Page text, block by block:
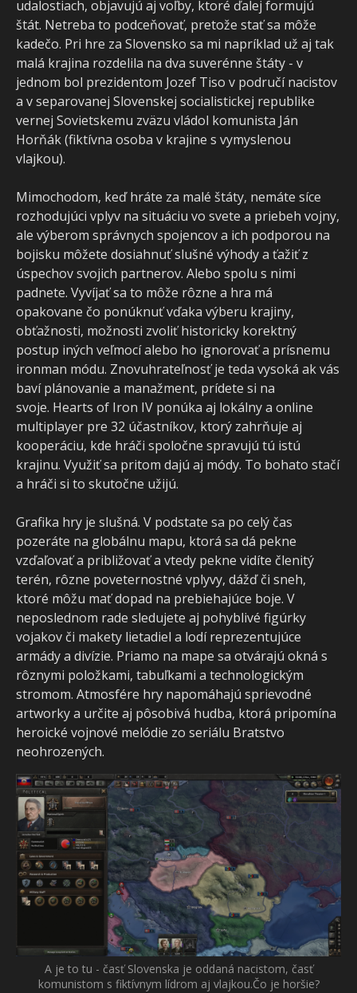
udalostiach, objavujú aj voľby, ktoré ďalej formujú
štát. Netreba to podceňovať, pretože stať sa môže
kadečo. Pri hre za Slovensko sa mi napríklad už aj tak
malá krajina rozdelila na dva suverénne štáty - v
jednom bol prezidentom Jozef Tiso v područí nacistov
a v separovanej Slovenskej socialistickej republike
vernej Sovietskemu zväzu vládol komunista Ján
Horňák (fiktívna osoba v krajine s vymyslenou
vlajkou).
Mimochodom, keď hráte za malé štáty, nemáte síce
rozhodujúci vplyv na situáciu vo svete a priebeh vojny,
ale výberom správnych spojencov a ich podporou na
bojisku môžete dosiahnuť slušné výhody a ťažiť z
úspechov svojich partnerov. Alebo spolu s nimi
padnete. Vyvíjať sa to môže rôzne a hra má
opakovane čo ponúknuť vďaka výberu krajiny,
obťažnosti, možnosti zvoliť historicky korektný
postup iných veľmocí alebo ho ignorovať a prísnemu
ironman módu. Znovuhrateľnosť je teda vysoká ak vás
baví plánovanie a manažment, prídete si na
svoje. Hearts of Iron IV ponúka aj lokálny a online
multiplayer pre 32 účastníkov, ktorý zahrňuje aj
kooperáciu, kde hráči spoločne spravujú tú istú
krajinu. Využiť sa pritom dajú aj módy. To bohato stačí
a hráči si to skutočne užijú.
Grafika hry je slušná. V podstate sa po celý čas
pozeráte na globálnu mapu, ktorá sa dá pekne
vzďaľovať a približovať a vtedy pekne vidíte členitý
terén, rôzne poveternostné vplyvy, dážď či sneh,
ktoré môžu mať dopad na prebiehajúce boje. V
neposlednom rade sledujete aj pohyblivé figúrky
vojakov či makety lietadiel a lodí reprezentujúce
armády a divízie. Priamo na mape sa otvárajú okná s
rôznymi položkami, tabuľkami a technologickým
stromom. Atmosfére hry napomáhajú sprievodné
artworky a určite aj pôsobivá hudba, ktorá pripomína
heroické vojnové melódie zo seriálu Bratstvo
neohrozených.
A je to tu - časť Slovenska je oddaná nacistom, časť
komunistom s fiktívnym lídrom aj vlajkou.Čo je horšie?